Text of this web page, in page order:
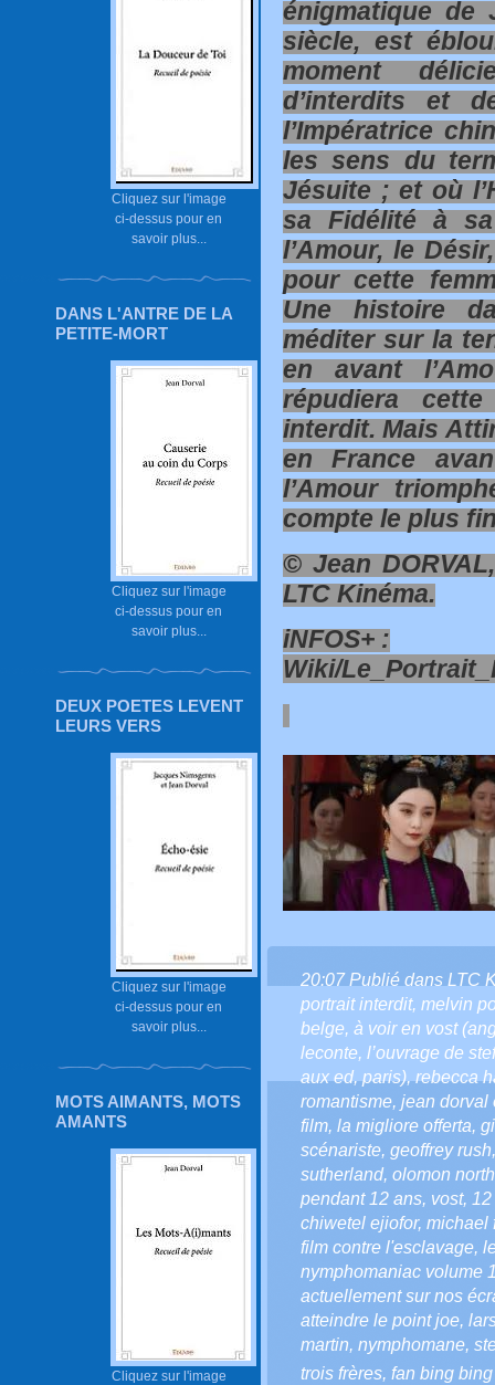
Cliquez sur l'image
ci-dessus pour en
savoir plus...
DANS L'ANTRE DE LA
PETITE-MORT
Cliquez sur l'image
ci-dessus pour en
savoir plus...
DEUX POETES LEVENT
LEURS VERS
Cliquez sur l'image
ci-dessus pour en
savoir plus...
MOTS AIMANTS, MOTS
AMANTS
Cliquez sur l'image
énigmatique de
siècle, est
moment
d’interdits et
l’Impératrice
les sens du
Jésuite ; et où
sa Fidélité à
l’Amour, le
pour cette
Une histoire
méditer sur la
en avant
répudiera
interdit. Mais
en France
l’Amour
compte le plus
© Jean
LTC Kinéma.
iNFOS+ :
Wiki/
20:07 Publié dans LTC
portrait interdit, melvin
belge, à voir en vost
leconte, l’ouvrage de
aux ed,paris),rebecca
romantisme, jean dorval
film, la migliore offerta,
scénariste, geoffrey rush
sutherland, olomon
pendant 12 ans, vost,
chiwetel ejiofor, michael
film contre l'esclavage,
nymphomaniac volume
actuellement sur nos
atteindre le point joe,
martin, nymphomane,
trois frères, fan bing bing